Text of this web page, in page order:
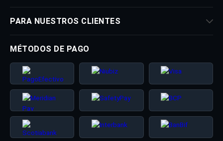
PARA NUESTROS CLIENTES
MÉTODOS DE PAGO